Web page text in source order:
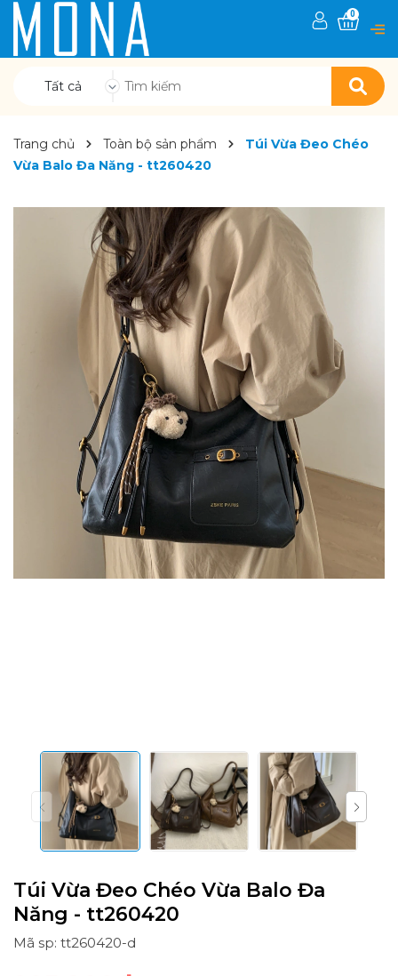
Tất cả
0
Trang chủ Toàn bộ sản phẩm
Túi Vừa Đeo Chéo
Vừa Balo Đa Năng - tt260420
Túi Vừa Đeo Chéo Vừa Balo Đa
Năng - tt260420
Mã sp: tt260420-d